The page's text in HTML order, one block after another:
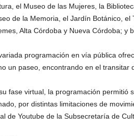
el Museo de las Mujeres, la
de la Memoria, el Jardín Botánico,
Alta Córdoba y Nueva Córdoba; y
programación en vía pública
un paseo, encontrando en el transitar
fase virtual, la programación permitió
por distintas limitaciones de
de Youtube de la Subsecretaría de